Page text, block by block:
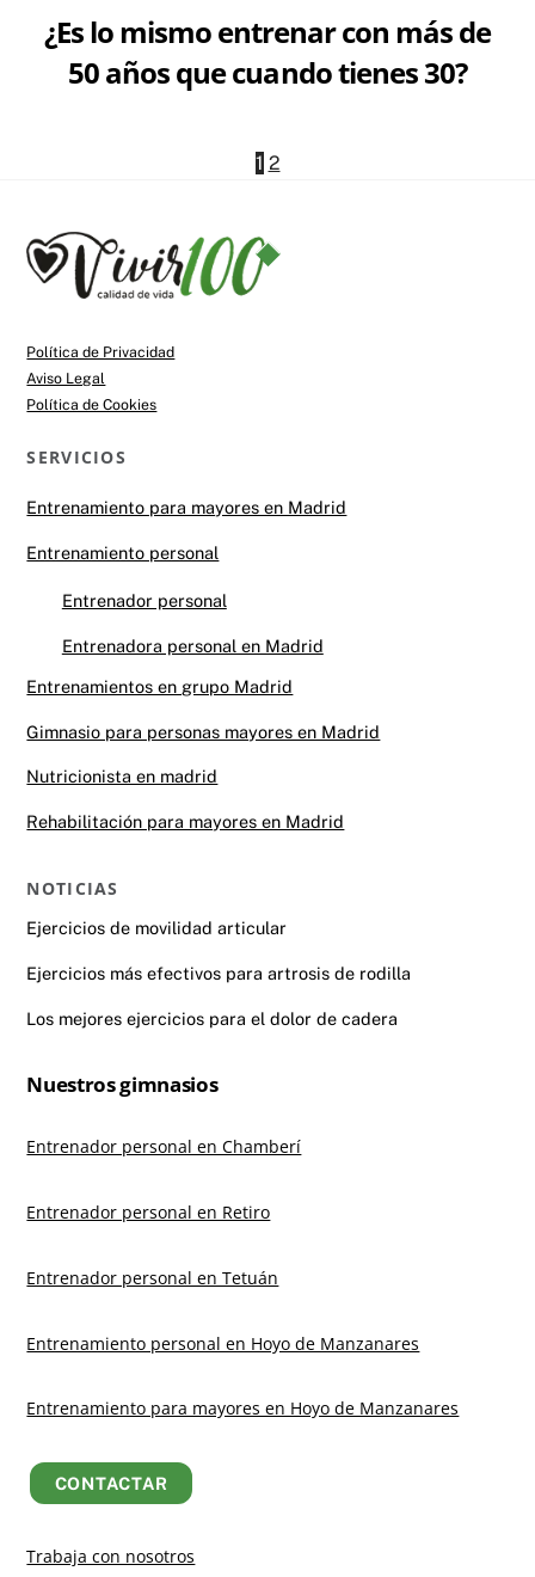
¿Es lo mismo entrenar con más de
50 años que cuando tienes 30?
1 2
Back
To
Política de Privacidad
Aviso Legal
Política de Cookies
SERVICIOS
Entrenamiento para mayores en Madrid
Entrenamiento personal
Entrenador personal
Entrenadora personal en Madrid
Entrenamientos en grupo Madrid
Gimnasio para personas mayores en Madrid
Nutricionista en madrid
Rehabilitación para mayores en Madrid
NOTICIAS
Ejercicios de movilidad articular
Ejercicios más efectivos para artrosis de rodilla
Los mejores ejercicios para el dolor de cadera
Nuestros gimnasios
Entrenador personal en Chamberí
Entrenador personal en Retiro
Entrenador personal en Tetuán
Entrenamiento personal en Hoyo de Manzanares
Entrenamiento para mayores en Hoyo de Manzanares
CONTACTAR
Trabaja con nosotros